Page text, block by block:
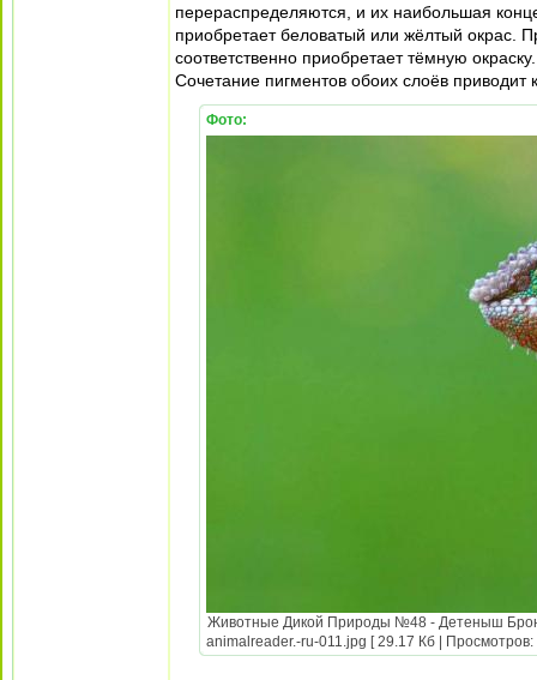
перераспределяются, и их наибольшая
приобретает беловатый или жёлтый окрас.
соответственно приобретает тёмную окраску.
Сочетание пигментов обоих слоёв
Фото:
Животные Дикой Природы №48 - Детеныш
animalreader.-ru-011.jpg [ 29.17 Кб | Просмотров: